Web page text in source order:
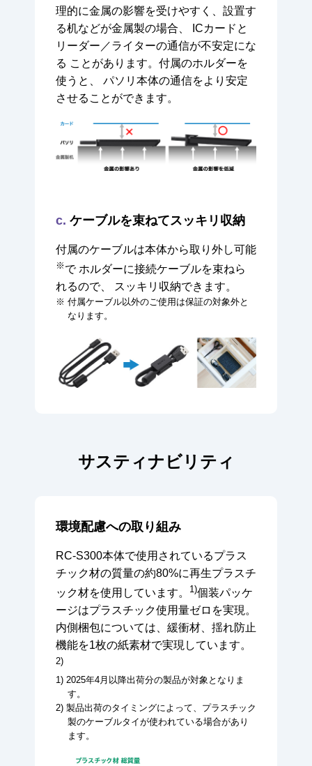
理的に金属の影響を受けやすく、設置す
る机などが金属製の場合、
ICカードと
リーダー／ライターの通信が不安定にな
る ことがあります。付属のホルダーを
使うと、
パソリ本体の通信をより安定
させることができます。
c. ケーブルを束ねてスッキリ収納
付属のケーブルは本体から取り外し可能
※ でホルダーに接続ケーブルを束ねら
れるので、
スッキリ収納できます。
※ 付属ケーブル以外のご使用は保証の対象外と
なります。
サスティナビリティ
環境配慮への取り組み
RC-S300本体で使用されているプラス
チック材の質量の約80%に再生プラスチ
ック材を使用しています。
1)個装パッケ
ージはプラスチック使用量ゼロを実現。
内側梱包については、緩衝材、揺れ防止
機能を1枚の紙素材で実現しています。
2)
1) 2025年4月以降出荷分の製品が対象となりま
す。
2) 製品出荷のタイミングによって、プラスチック
製のケーブルタイが使われている場合があり
ます。